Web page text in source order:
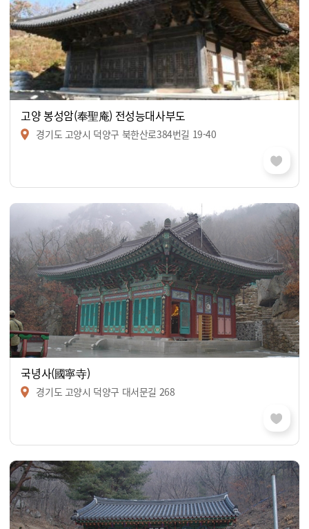
고양 봉성암(奉聖庵) 전성능대사부도
경기도 고양시 덕양구 북한산로384번길 19-40
국녕사(國寧寺)
경기도 고양시 덕양구 대서문길 268